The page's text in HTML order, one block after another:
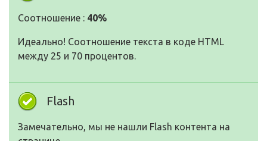
Соотношение : 40%
Идеально! Соотношение текста в коде HTML
между 25 и 70 процентов.
Flash
Замечательно, мы не нашли Flash контента на